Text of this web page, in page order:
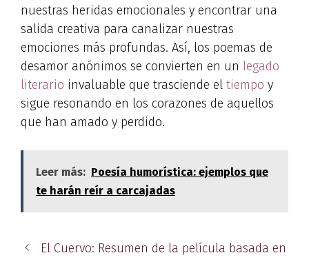
nuestras heridas emocionales y encontrar una
salida creativa para canalizar nuestras
emociones más profundas. Así, los poemas de
desamor anónimos se convierten en un legado
literario invaluable que trasciende el tiempo y
sigue resonando en los corazones de aquellos
que han amado y perdido.
Leer más: Poesía humorística: ejemplos que
te harán reír a carcajadas
El Cuervo: Resumen de la película basada en